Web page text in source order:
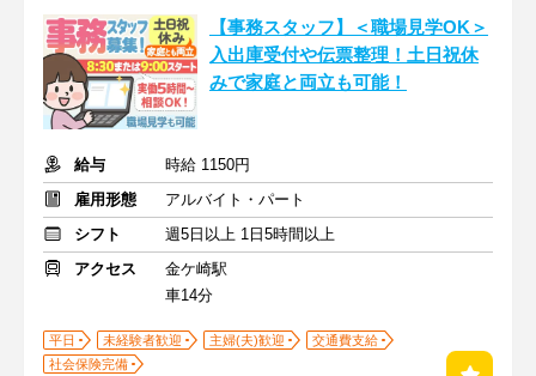
【事務スタッフ】＜職場見学OK＞
入出庫受付や伝票整理！土日祝休
みで家庭と両立も可能！
給与
時給 1150円
雇用形態
アルバイト・パート
シフト
週5日以上 1日5時間以上
アクセス
金ケ崎駅
車14分
平日 未経験者歓迎 主婦(夫)歓迎
交通費支給
社会保険完備